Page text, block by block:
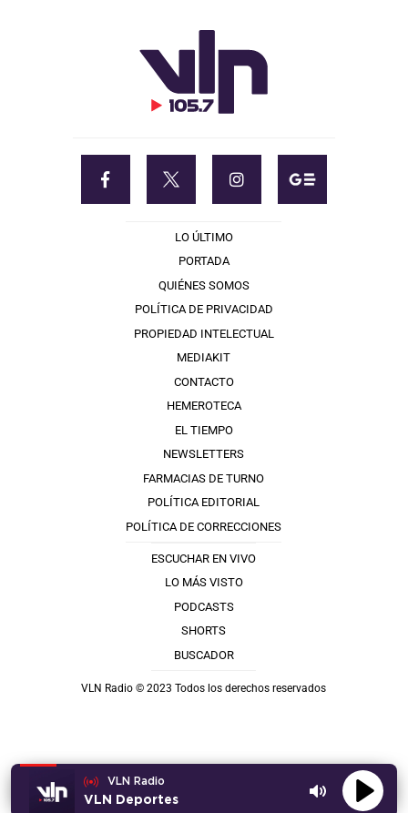
VLN Radio
VLN Deportes
LO ÚLTIMO
PORTADA
QUIÉNES SOMOS
POLÍTICA DE PRIVACIDAD
PROPIEDAD INTELECTUAL
MEDIAKIT
CONTACTO
HEMEROTECA
EL TIEMPO
NEWSLETTERS
FARMACIAS DE TURNO
POLÍTICA EDITORIAL
POLÍTICA DE CORRECCIONES
ESCUCHAR EN VIVO
LO MÁS VISTO
PODCASTS
SHORTS
BUSCADOR
VLN Radio © 2023 Todos los derechos reservados